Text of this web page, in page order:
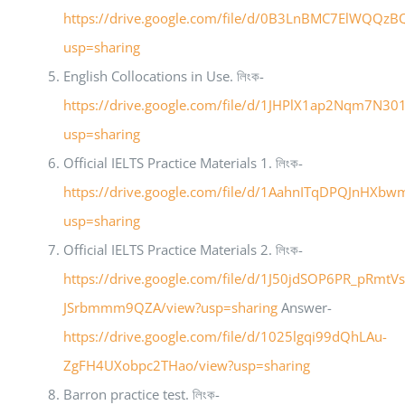
https://drive.google.com/file/d/
usp=sharing
English Collocations in Use. লিংক-
https://drive.google.com/file/d/
usp=sharing
Official IELTS Practice Materials 1. লিংক-
https://drive.google.com/file/d/
usp=sharing
Official IELTS Practice Materials 2. লিংক-
https://drive.google.com/file/d/
JSrbmmm9QZA/view?usp=sharing Answer-
https://drive.google.com/file/d/1025lgqi99dQhLAu-
ZgFH4UXobpc2THao/view?usp=sharing
Barron practice test. লিংক-